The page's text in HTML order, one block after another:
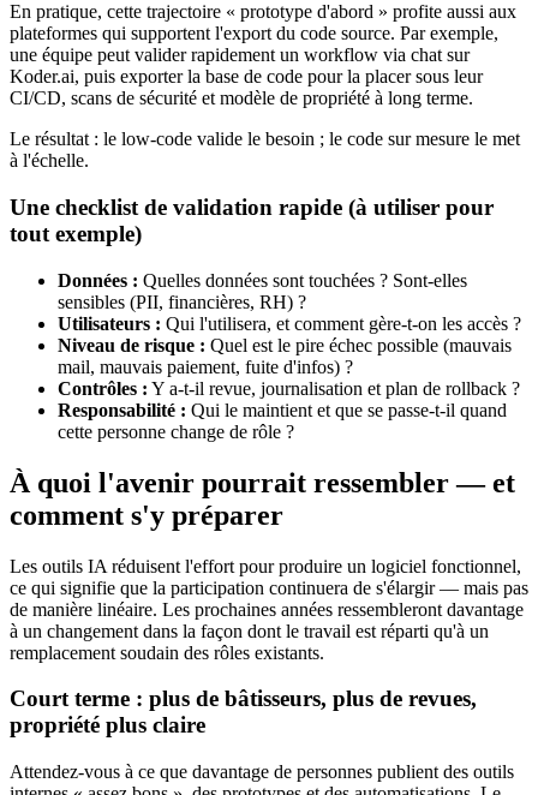
En pratique, cette trajectoire « prototype d'abord » profite aussi aux
plateformes qui supportent l'export du code source. Par exemple,
une équipe peut valider rapidement un workflow via chat sur
Koder.ai, puis exporter la base de code pour la placer sous leur
CI/CD, scans de sécurité et modèle de propriété à long terme.
Le résultat : le low‑code valide le besoin ; le code sur mesure le met
à l'échelle.
Une checklist de validation rapide (à utiliser pour
tout exemple)
Données : Quelles données sont touchées ? Sont‑elles
sensibles (PII, financières, RH) ?
Utilisateurs : Qui l'utilisera, et comment gère‑t‑on les accès ?
Niveau de risque : Quel est le pire échec possible (mauvais
mail, mauvais paiement, fuite d'infos) ?
Contrôles : Y a‑t‑il revue, journalisation et plan de rollback ?
Responsabilité : Qui le maintient et que se passe‑t‑il quand
cette personne change de rôle ?
À quoi l'avenir pourrait ressembler — et
comment s'y préparer
Les outils IA réduisent l'effort pour produire un logiciel fonctionnel,
ce qui signifie que la participation continuera de s'élargir — mais pas
de manière linéaire. Les prochaines années ressembleront davantage
à un changement dans la façon dont le travail est réparti qu'à un
remplacement soudain des rôles existants.
Court terme : plus de bâtisseurs, plus de revues,
propriété plus claire
Attendez‑vous à ce que davantage de personnes publient des outils